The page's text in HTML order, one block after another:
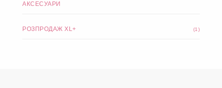
АКСЕСУАРИ
РОЗПРОДАЖ XL+ (1)